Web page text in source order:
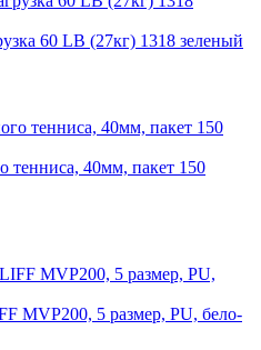
60 LB (27кг) 1318 зеленый
тенниса, 40мм, пакет 150
MVP200, 5 размер, PU, бело-